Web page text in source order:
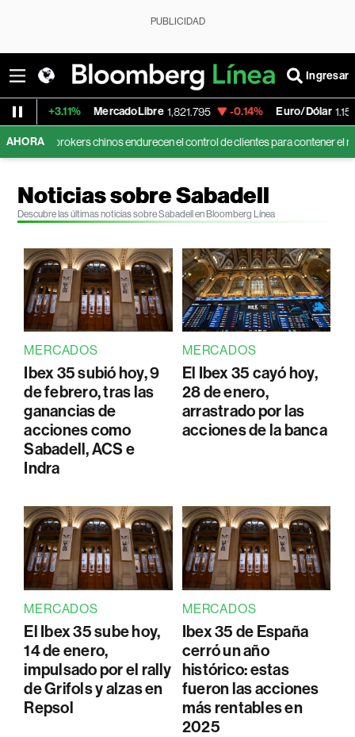
PUBLICIDAD
Ingresar
MercadoLibre 1,821.795 -0.14% Euro/Dólar 1.1553 -0.05%
AHORAendurecen el control de clientes para contener el riesgo excesivo
Noticias sobre Sabadell
Descubre las últimas noticias sobre Sabadell en Bloomberg Línea
MERCADOS
Ibex 35 subió hoy, 9
de febrero, tras las
ganancias de
acciones como
Sabadell, ACS e
Indra
MERCADOS
El Ibex 35 cayó hoy,
28 de enero,
arrastrado por las
acciones de la banca
MERCADOS
El Ibex 35 sube hoy,
14 de enero,
impulsado por el rally
de Grifols y alzas en
Repsol
MERCADOS
Ibex 35 de España
cerró un año
histórico: estas
fueron las acciones
más rentables en
2025